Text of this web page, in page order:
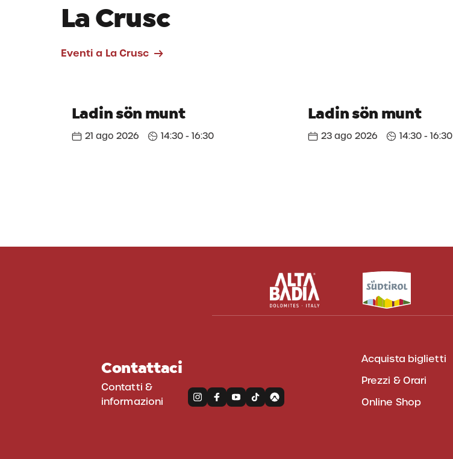
La Crusc
Eventi a La Crusc
Ladin sön munt
21 ago 2026 14:30 - 16:30
Ladin sön munt
23 ago 2026 14:30 - 16:30
Contattaci
Contatti &
informazioni
Acquista biglietti
Prezzi & Orari
Online Shop